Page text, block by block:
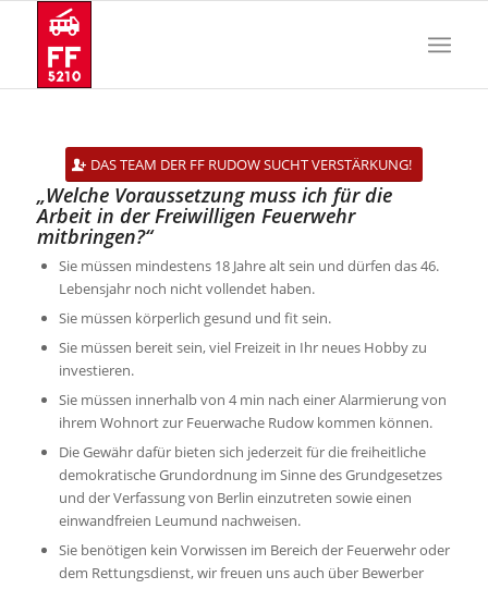
DAS TEAM DER FF RUDOW SUCHT VERSTÄRKUNG!
„Welche Voraussetzung muss ich für die
Arbeit in der Freiwilligen Feuerwehr
mitbringen?“
Sie müssen mindestens 18 Jahre alt sein und dürfen das 46.
Lebensjahr noch nicht vollendet haben.
Sie müssen körperlich gesund und fit sein.
Sie müssen bereit sein, viel Freizeit in Ihr neues Hobby zu
investieren.
Sie müssen innerhalb von 4 min nach einer Alarmierung von
ihrem Wohnort zur Feuerwache Rudow kommen können.
Die Gewähr dafür bieten sich jederzeit für die freiheitliche
demokratische Grundordnung im Sinne des Grundgesetzes
und der Verfassung von Berlin einzutreten sowie einen
einwandfreien Leumund nachweisen.
Sie benötigen kein Vorwissen im Bereich der Feuerwehr oder
dem Rettungsdienst, wir freuen uns auch über Bewerber